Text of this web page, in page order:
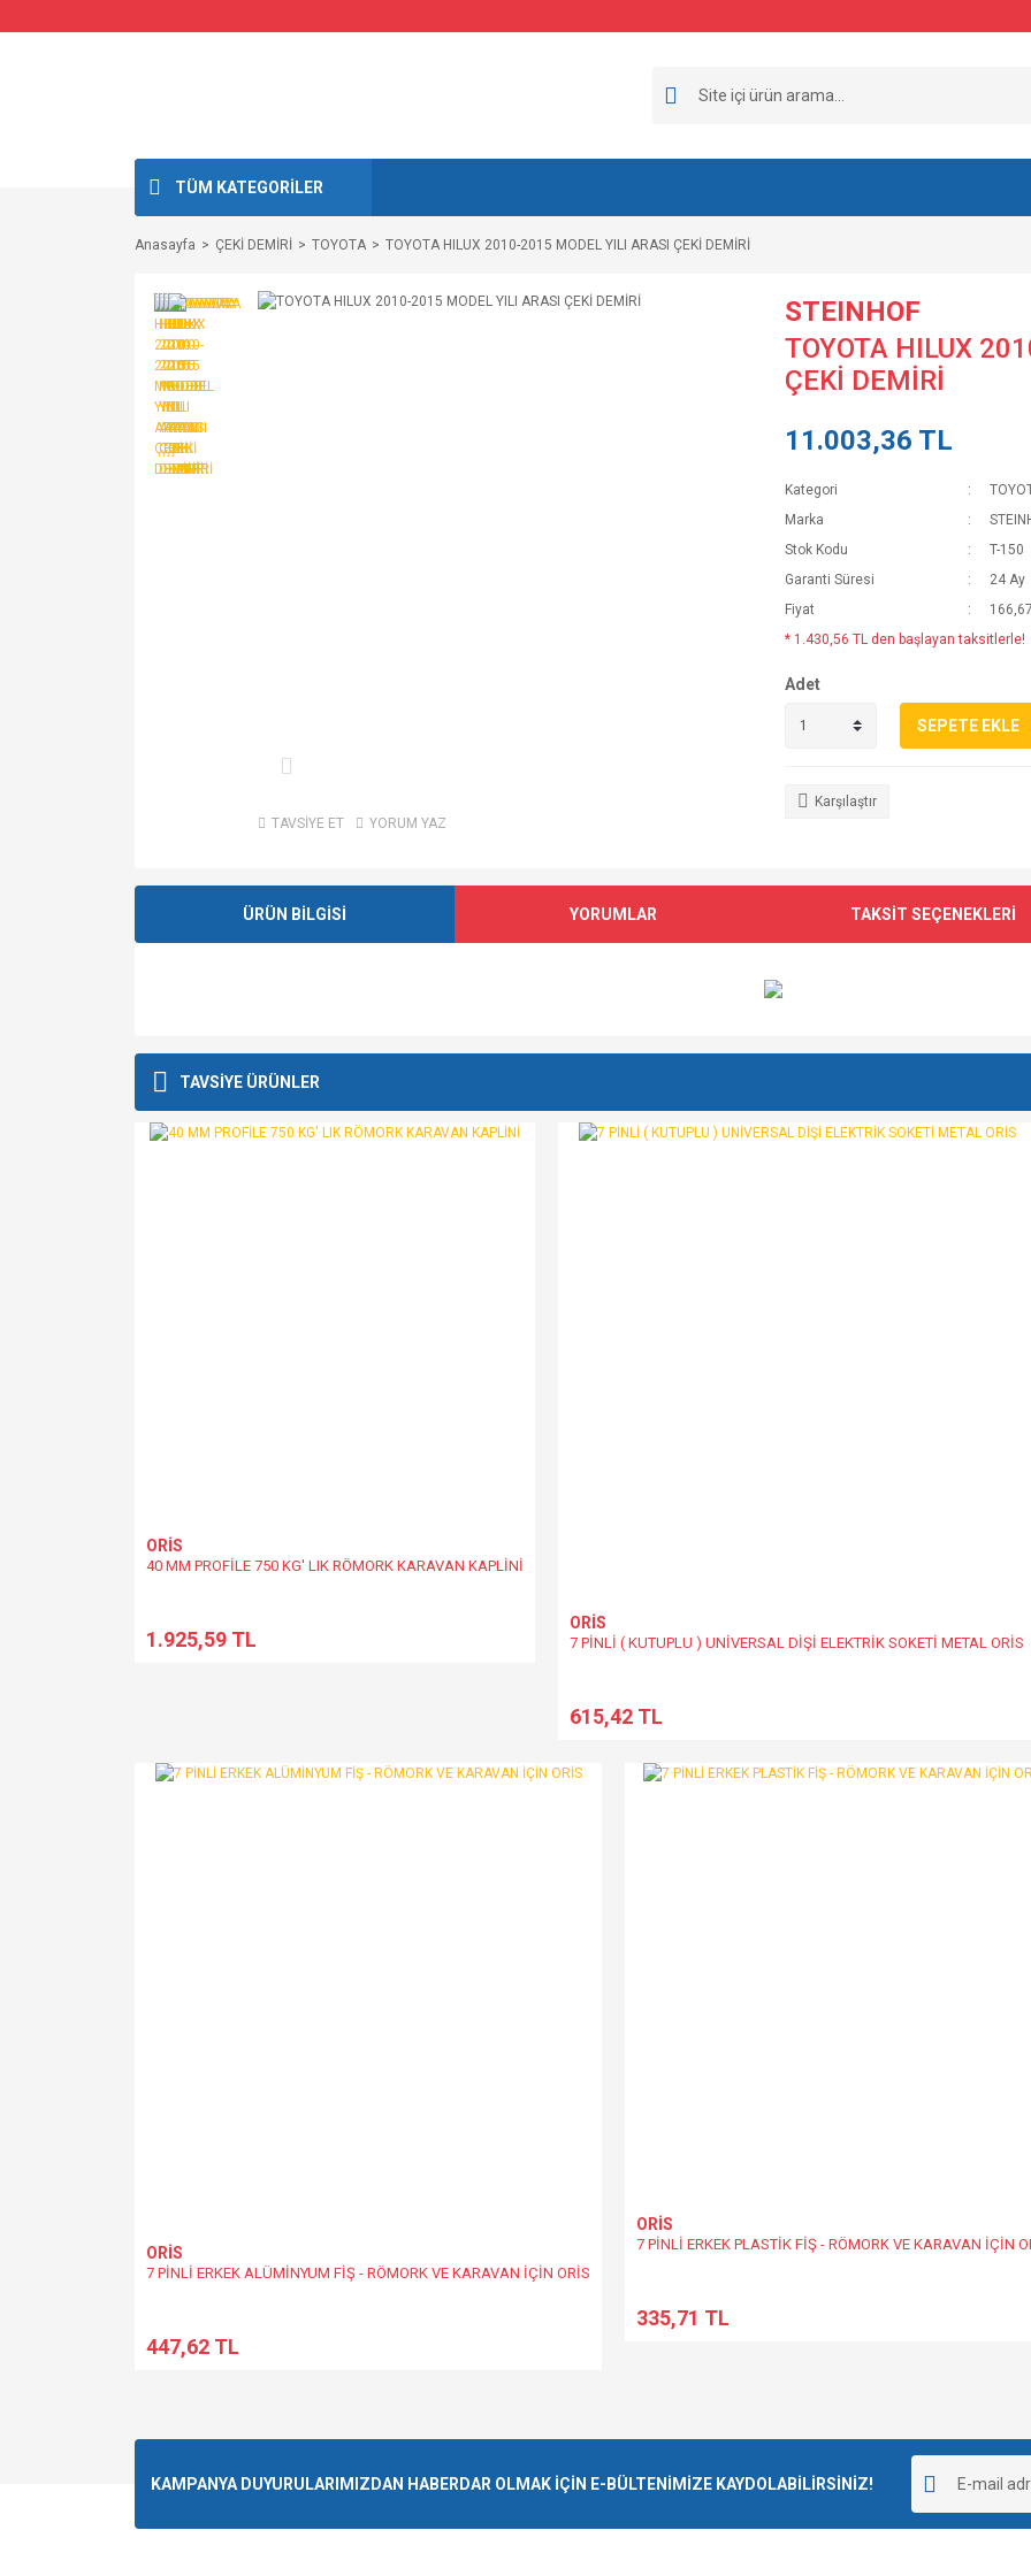
TÜM KATEGORİLER
Anasayfa ÇEKİ DEMİRİ TOYOTA TOYOTA HILUX 2010-2015 MODEL YILI ARASI ÇEKİ DEMİRİ
TAVSİYE ET YORUM YAZ
STEINHOF
TOYOTA HILUX
ÇEKİ DEMİRİ
11.003,36 TL
Kategori
Marka
Stok Kodu
T-150
Garanti Süresi
24 Ay
Fiyat
* 1.430,56 TL den başlayan taksitlerle!
Adet
SEPETE EKLE
Karşılaştır
ÜRÜN BİLGİSİ YORUMLAR TAKSİT SEÇENEKLERİ
Ürün resmi kalitesiz, bozuk veya görüntülenemiyor.
TAVSİYE ÜRÜNLER
ORİS
40 MM PROFİLE 750 KG' LIK RÖMORK KARAVAN KAPLİNİ
1.925,59 TL
ORİS
7 PİNLİ ( KUTUPLU ) UNİVERSAL DİŞİ ELEKTRİK SOKETİ METAL ORİS
615,42 TL
ORİS
7 PİNLİ ERKEK ALÜMİNYUM FİŞ - RÖMORK VE KARAVAN İÇİN ORİS
447,62 TL
ORİS
7 PİNLİ ERKEK PLASTİK FİŞ - RÖMORK VE KARAVAN İÇİN
335,71 TL
KAMPANYA DUYURULARIMIZDAN HABERDAR OLMAK İÇİN E-BÜLTENİMİZE KAYDOLABİLİRSİNİZ!